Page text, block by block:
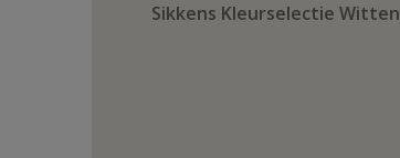
Sikkens Kleurselectie Witten